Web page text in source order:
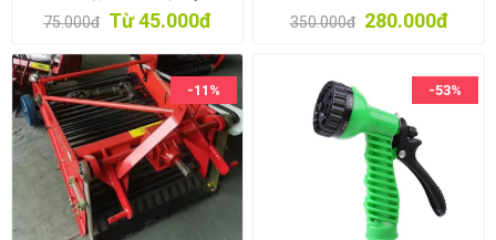
Vun đậu ngô, Xới cỏ
75.000đ Từ 45.000đ
Nho, Dưa leo, Dây leo Tape
tool, Buộc cây leo giàn
350.000đ 280.000đ
-11% -53%